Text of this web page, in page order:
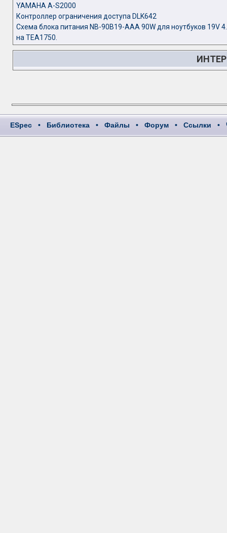
YAMAHA A-S2000
Контроллер ограничения доступа DLK642
Схема блока питания NB-90B19-AAA 90W для ноутбуков 19V
на TEA1750.
ESpec • Библиотека • Файлы • Форум • Ссылки •